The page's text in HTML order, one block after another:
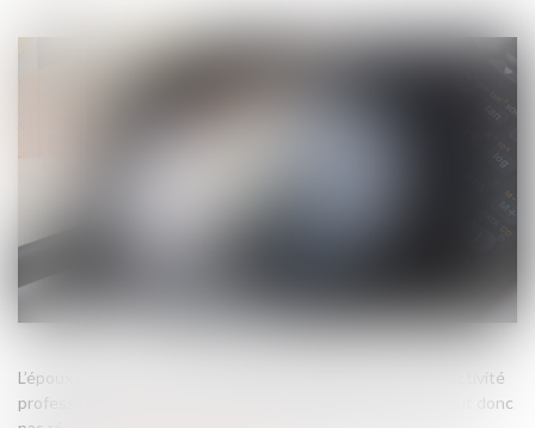
L’époux commun en biens qui a participé bénévolement à l’activité
professionnelle de son conjoint ne s’appauvrit pas et ne peut donc